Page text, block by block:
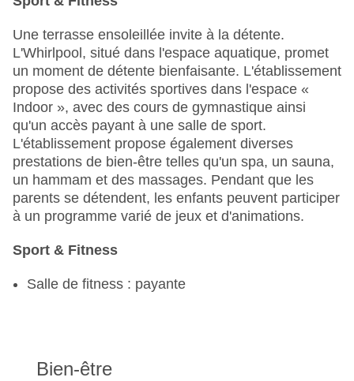
Une terrasse ensoleillée invite à la détente.
L'Whirlpool, situé dans l'espace aquatique, promet
un moment de détente bienfaisante. L'établissement
propose des activités sportives dans l'espace «
Indoor », avec des cours de gymnastique ainsi
qu'un accès payant à une salle de sport.
L'établissement propose également diverses
prestations de bien-être telles qu'un spa, un sauna,
un hammam et des massages. Pendant que les
parents se détendent, les enfants peuvent participer
à un programme varié de jeux et d'animations.
Sport & Fitness
Salle de fitness : payante
Bien-être